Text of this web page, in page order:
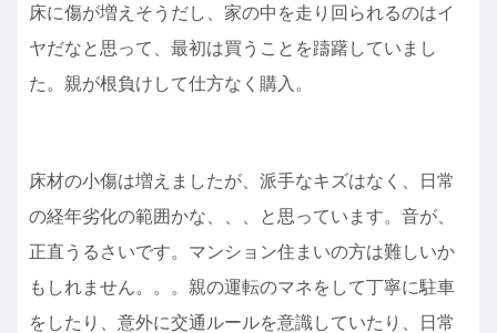
床に傷が増えそうだし、家の中を走り回られるのはイ
ヤだなと思って、最初は買うことを躊躇していまし
た。親が根負けして仕方なく購入。
床材の小傷は増えましたが、派手なキズはなく、日常
の経年劣化の範囲かな、、、と思っています。音が、
正直うるさいです。マンション住まいの方は難しいか
もしれません。。。親の運転のマネをして丁寧に駐車
をしたり、意外に交通ルールを意識していたり、日常